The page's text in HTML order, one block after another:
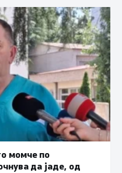
момче по
да јаде, од